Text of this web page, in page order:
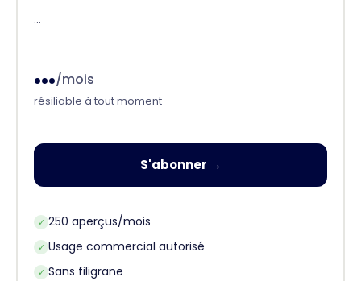
...
.../mois
résiliable à tout moment
S'abonner →
✓ 250 aperçus/mois
✓ Usage commercial autorisé
✓ Sans filigrane